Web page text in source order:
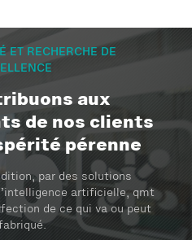
ET RECHERCHE DE
aux
de nos clients
pérenne
par des solutions
artificielle, qmt
de ce qui va ou peut